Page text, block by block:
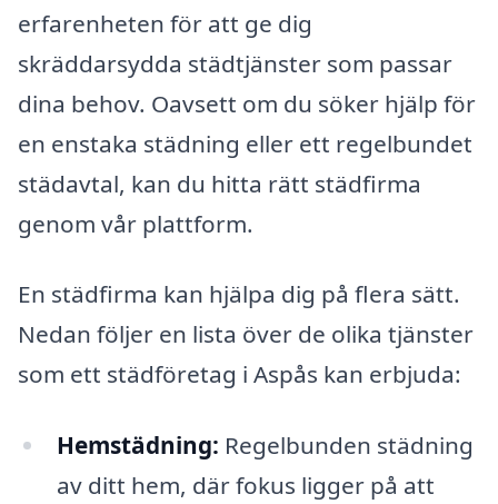
erfarenheten för att ge dig
skräddarsydda städtjänster som passar
dina behov. Oavsett om du söker hjälp för
en enstaka städning eller ett regelbundet
städavtal, kan du hitta rätt städfirma
genom vår plattform.
En städfirma kan hjälpa dig på flera sätt.
Nedan följer en lista över de olika tjänster
som ett städföretag i Aspås kan erbjuda:
Hemstädning: Regelbunden städning
av ditt hem, där fokus ligger på att